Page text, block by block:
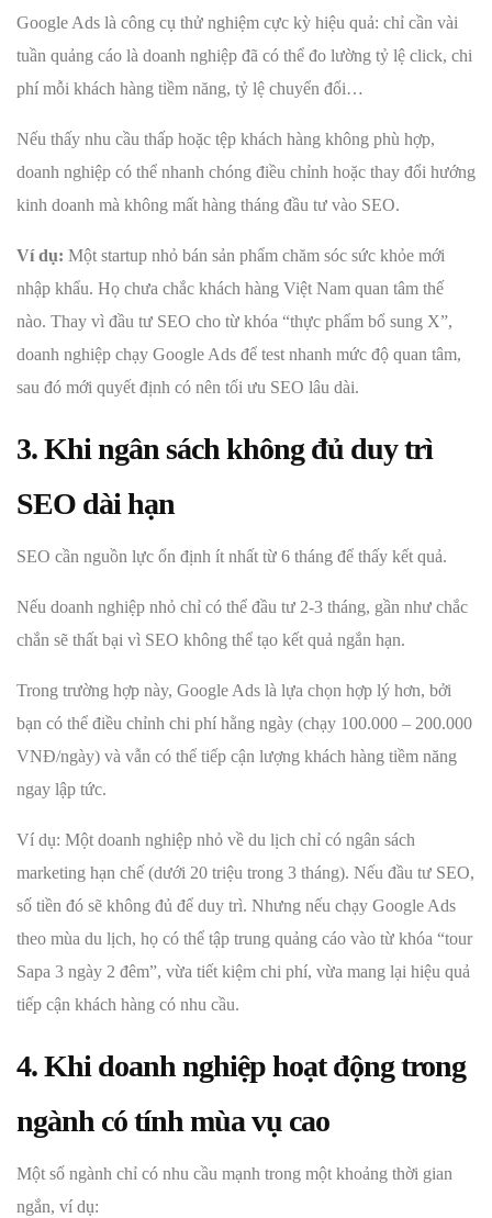
Google Ads là công cụ thử nghiệm cực kỳ hiệu quả: chỉ cần vài
tuần quảng cáo là doanh nghiệp đã có thể đo lường tỷ lệ click, chi
phí mỗi khách hàng tiềm năng, tỷ lệ chuyển đổi…
Nếu thấy nhu cầu thấp hoặc tệp khách hàng không phù hợp,
doanh nghiệp có thể nhanh chóng điều chỉnh hoặc thay đổi hướng
kinh doanh mà không mất hàng tháng đầu tư vào SEO.
Ví dụ: Một startup nhỏ bán sản phẩm chăm sóc sức khỏe mới
nhập khẩu. Họ chưa chắc khách hàng Việt Nam quan tâm thế
nào. Thay vì đầu tư SEO cho từ khóa “thực phẩm bổ sung X”,
doanh nghiệp chạy Google Ads để test nhanh mức độ quan tâm,
sau đó mới quyết định có nên tối ưu SEO lâu dài.
3. Khi ngân sách không đủ duy trì
SEO dài hạn
SEO cần nguồn lực ổn định ít nhất từ 6 tháng để thấy kết quả.
Nếu doanh nghiệp nhỏ chỉ có thể đầu tư 2-3 tháng, gần như chắc
chắn sẽ thất bại vì SEO không thể tạo kết quả ngắn hạn.
Trong trường hợp này, Google Ads là lựa chọn hợp lý hơn, bởi
bạn có thể điều chỉnh chi phí hằng ngày (chạy 100.000 – 200.000
VNĐ/ngày) và vẫn có thể tiếp cận lượng khách hàng tiềm năng
ngay lập tức.
Ví dụ: Một doanh nghiệp nhỏ về du lịch chỉ có ngân sách
marketing hạn chế (dưới 20 triệu trong 3 tháng). Nếu đầu tư SEO,
số tiền đó sẽ không đủ để duy trì. Nhưng nếu chạy Google Ads
theo mùa du lịch, họ có thể tập trung quảng cáo vào từ khóa “tour
Sapa 3 ngày 2 đêm”, vừa tiết kiệm chi phí, vừa mang lại hiệu quả
tiếp cận khách hàng có nhu cầu.
4. Khi doanh nghiệp hoạt động trong
ngành có tính mùa vụ cao
Một số ngành chỉ có nhu cầu mạnh trong một khoảng thời gian
ngắn, ví dụ: